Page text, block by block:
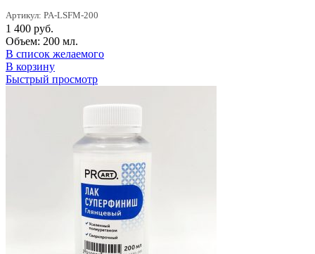
Артикул: PA-LSFM-200
1 400 руб.
Объем: 200 мл.
В список желаемого
В корзину
Быстрый просмотр